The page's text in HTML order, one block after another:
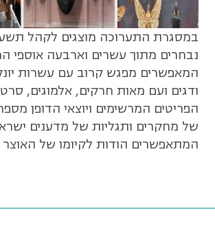
במסגרת התערוכה מוצגים לקהל
נבחרים מתוך עשרים וארבעה אוספי
המאפשרים מפגש קרוב עם עשרות
ודגים ועם מאות חרקים, אלמוגים,
הפריטים המרשימים ויוצאי הדופן
של מחקרים ותגליות של מדענים
המתאפשרים הודות לקיומו של האוצר